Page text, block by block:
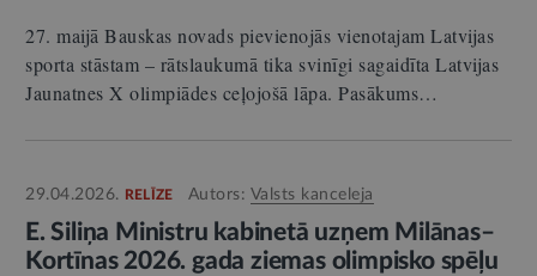
27. maijā Bauskas novads pievienojās vienotajam Latvijas
sporta stāstam – rātslaukumā tika svinīgi sagaidīta Latvijas
Jaunatnes X olimpiādes ceļojošā lāpa. Pasākums…
29.04.2026. RELĪZE Autors: Valsts kanceleja
E. Siliņa Ministru kabinetā uzņem Milānas–
Kortīnas 2026. gada ziemas olimpisko spēļu